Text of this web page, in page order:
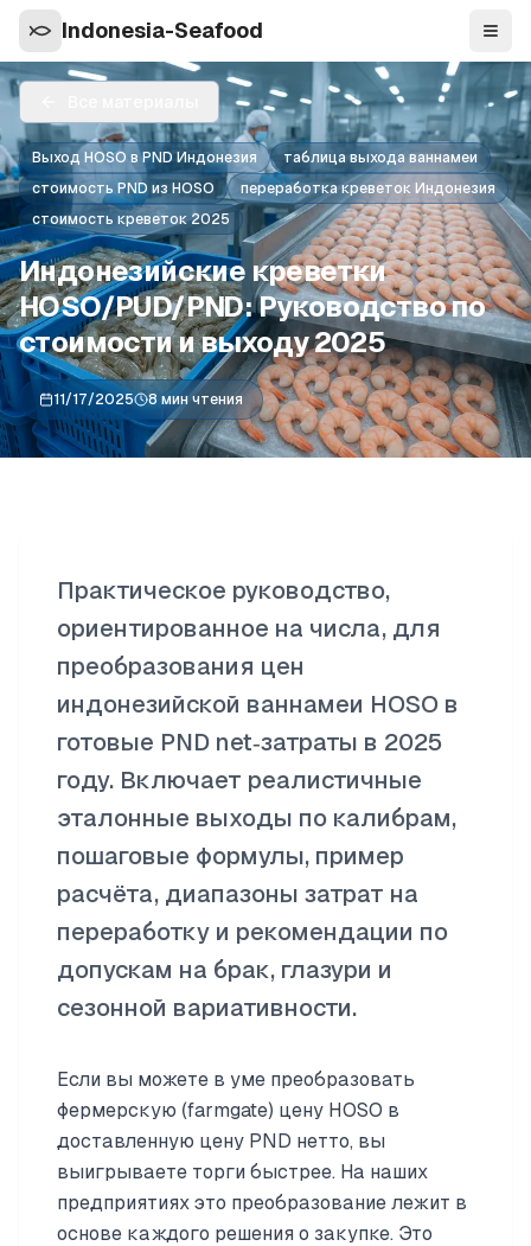
Indonesia-Seafood
Выход HOSO в PND Индонезия
таблица выхода ваннамеи
стоимость PND из HOSO
переработка креветок Индонезия
стоимость креветок 2025
Индонезийские креветки
HOSO/PUD/PND: Руководство по
стоимости и выходу 2025
11/17/2025 8 мин чтения
Практическое руководство,
ориентированное на числа, для
преобразования цен
индонезийской ваннамеи HOSO в
готовые PND net‑затраты в 2025
году. Включает реалистичные
эталонные выходы по калибрам,
пошаговые формулы, пример
расчёта, диапазоны затрат на
переработку и рекомендации по
допускам на брак, глазури и
сезонной вариативности.
Если вы можете в уме преобразовать
фермерскую (farmgate) цену HOSO в
доставленную цену PND нетто, вы
выигрываете торги быстрее. На наших
предприятиях это преобразование лежит в
основе каждого решения о закупке. Это